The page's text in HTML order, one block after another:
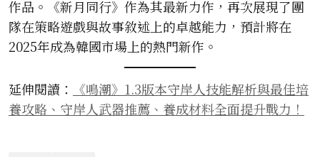
作品。《新月同行》作為其最新力作，再次展現了團
隊在策略遊戲與故事敘述上的卓越能力，預計將在
2025年成為韓國市場上的熱門新作。
延伸閱讀：
《鳴潮》1.3版本守岸人技能解析與最佳培
養攻略、守岸人武器推薦、養成材料全面提升戰力！